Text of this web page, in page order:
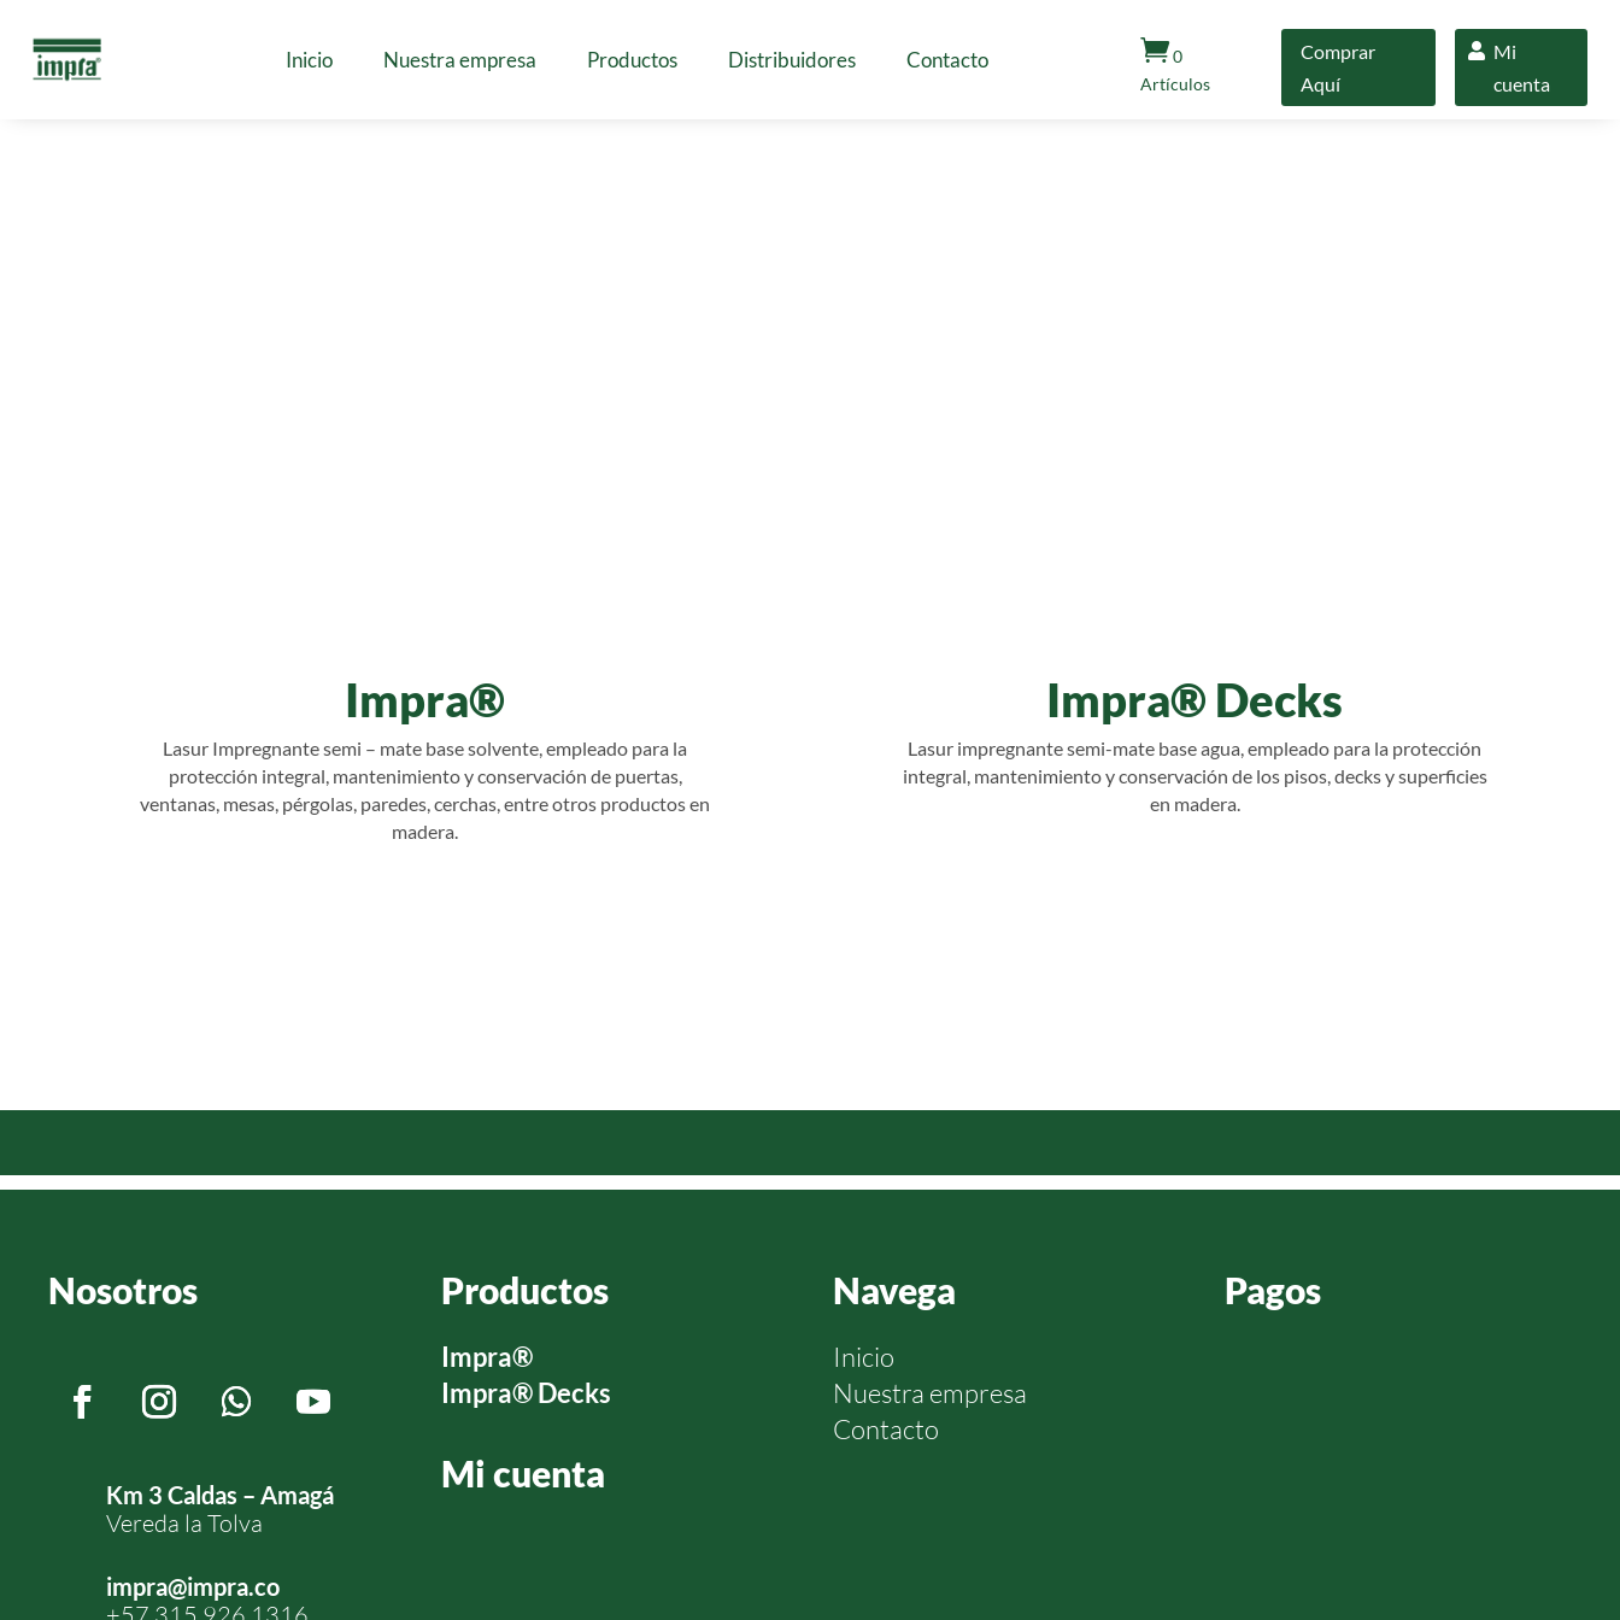
Inicio Nuestra empresa Productos Distribuidores Contacto 0
Artículos
Comprar
Aquí
Mi
cuenta
Impra®
Lasur Impregnante semi – mate base solvente, empleado para la
protección integral, mantenimiento y conservación de puertas,
ventanas, mesas, pérgolas, paredes, cerchas, entre otros productos en
madera.
Impra® Decks
Lasur impregnante semi-mate base agua, empleado para la protección
integral, mantenimiento y conservación de los pisos, decks y superficies
en madera.
Nosotros
Km 3 Caldas – Amagá
Vereda la Tolva
impra@impra.co
Productos
Impra®
Impra®Decks
Mi cuenta
Navega
Inicio
Nuestra empresa
Contacto
Pagos